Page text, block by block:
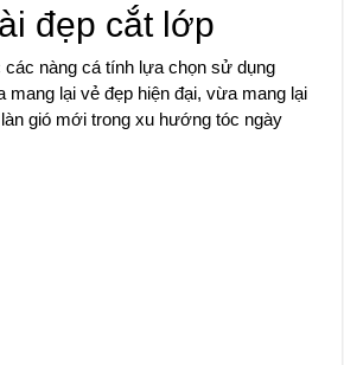
đẹp cắt lớp
nàng cá tính lựa chọn sử dụng
mang lại vẻ đẹp hiện đại, vừa mang lại
gió mới trong xu hướng tóc ngày